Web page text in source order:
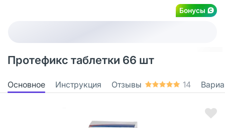
Бонусы
Протефикс таблетки 66 шт
Основное Инструкция Отзывы 14